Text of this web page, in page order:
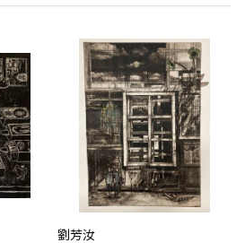
劉芳汝